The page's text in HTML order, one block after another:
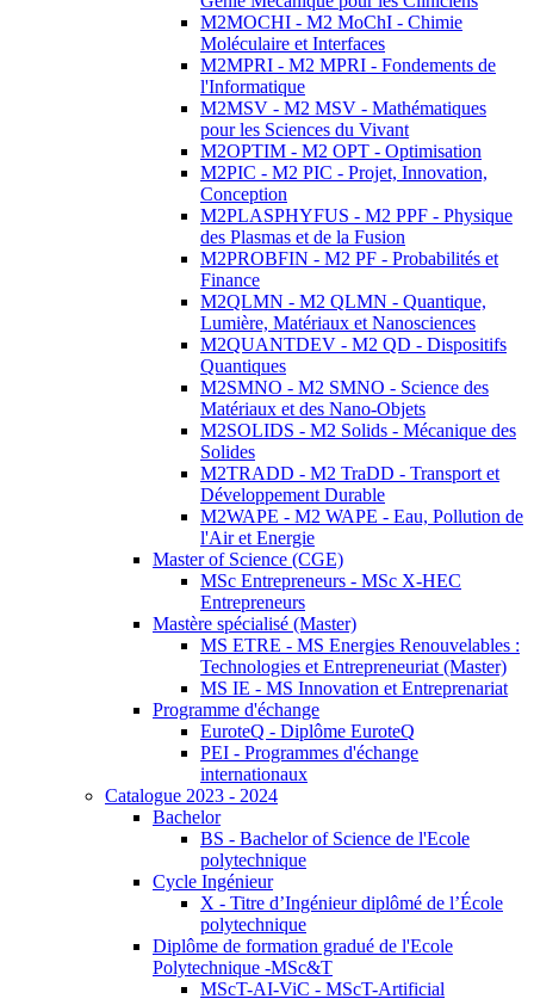
M2MOCHI - M2 MoChI - Chimie
Moléculaire et Interfaces
M2MPRI - M2 MPRI - Fondements de
l'Informatique
M2MSV - M2 MSV - Mathématiques
pour les Sciences du Vivant
M2OPTIM - M2 OPT - Optimisation
M2PIC - M2 PIC - Projet, Innovation,
Conception
M2PLASPHYFUS - M2 PPF - Physique
des Plasmas et de la Fusion
M2PROBFIN - M2 PF - Probabilités et
Finance
M2QLMN - M2 QLMN - Quantique,
Lumière, Matériaux et Nanosciences
M2QUANTDEV - M2 QD - Dispositifs
Quantiques
M2SMNO - M2 SMNO - Science des
Matériaux et des Nano-Objets
M2SOLIDS - M2 Solids - Mécanique des
Solides
M2TRADD - M2 TraDD - Transport et
Développement Durable
M2WAPE - M2 WAPE - Eau, Pollution de
l'Air et Energie
Master of Science (CGE)
MSc Entrepreneurs - MSc X-HEC
Entrepreneurs
Mastère spécialisé (Master)
MS ETRE - MS Energies Renouvelables :
Technologies et Entrepreneuriat (Master)
MS IE - MS Innovation et Entreprenariat
Programme d'échange
EuroteQ - Diplôme EuroteQ
PEI - Programmes d'échange
internationaux
Catalogue 2023 - 2024
Bachelor
BS - Bachelor of Science de l'Ecole
polytechnique
Cycle Ingénieur
X - Titre d’Ingénieur diplômé de l’École
polytechnique
Diplôme de formation gradué de l'Ecole
Polytechnique -MSc&T
MScT-AI-ViC - MScT-Artificial